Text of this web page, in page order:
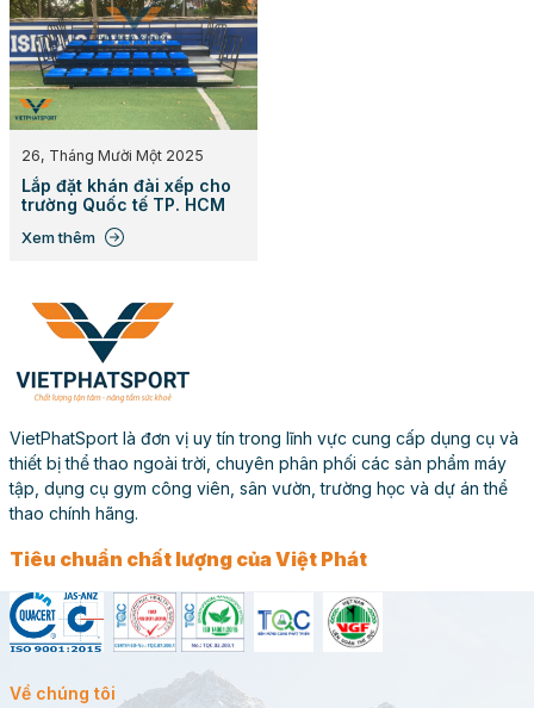
26, Tháng Mười Một 2025
Lắp đặt khán đài xếp cho
trường Quốc tế TP. HCM
Xem thêm
VietPhatSport là đơn vị uy tín trong lĩnh vực cung cấp dụng cụ và
thiết bị thể thao ngoài trời, chuyên phân phối các sản phẩm máy
tập, dụng cụ gym công viên, sân vườn, trường học và dự án thể
thao chính hãng.
Tiêu chuẩn chất lượng của Việt Phát
Về chúng tôi